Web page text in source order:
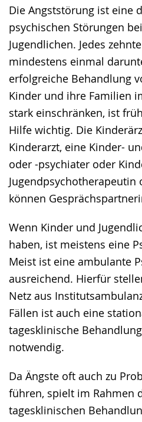
Die Angststörung ist eine
psychischen Störungen
Jugendlichen. Jedes
mindestens einmal
erfolgreiche Behandlung
Kinder und ihre Familien
stark einschränken, ist
Hilfe wichtig. Die
Kinderarzt, eine Kinder-
oder -psychiater oder
Jugendpsychotherapeutin
können
Wenn Kinder und
haben, ist meistens eine
Meist ist eine ambulante
ausreichend. Hierfür
Netz aus
Fällen ist auch eine
tagesklinische
notwendig.
Da Ängste oft auch zu
führen, spielt im Rahmen
tagesklinischen
Gebärdensprache
wird
angezeigt.